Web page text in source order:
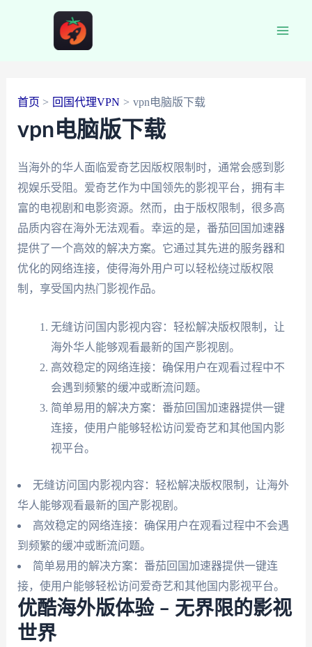
首页 回国代理VPN vpn电脑版下载
vpn电脑版下载
当海外的华人面临爱奇艺因版权限制时，通常会感到影
视娱乐受阻。爱奇艺作为中国领先的影视平台，拥有丰
富的电视剧和电影资源。然而，由于版权限制，很多高
品质内容在海外无法观看。幸运的是，番茄回国加速器
提供了一个高效的解决方案。它通过其先进的服务器和
优化的网络连接，使得海外用户可以轻松绕过版权限
制，享受国内热门影视作品。
无缝访问国内影视内容：轻松解决版权限制，让
海外华人能够观看最新的国产影视剧。
高效稳定的网络连接：确保用户在观看过程中不
会遇到频繁的缓冲或断流问题。
简单易用的解决方案：番茄回国加速器提供一键
连接，使用户能够轻松访问爱奇艺和其他国内影
视平台。
无缝访问国内影视内容：轻松解决版权限制，让海外
华人能够观看最新的国产影视剧。
高效稳定的网络连接：确保用户在观看过程中不会遇
到频繁的缓冲或断流问题。
简单易用的解决方案：番茄回国加速器提供一键连
接，使用户能够轻松访问爱奇艺和其他国内影视平台。
优酷海外版体验 – 无界限的影视
世界